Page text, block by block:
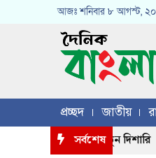
আজঃশনিবার ৮ আগস্ট,
প্রচ্ছদ জাতীয়
সর্বশেষ
পারে কৃষির নতুন দিশারি